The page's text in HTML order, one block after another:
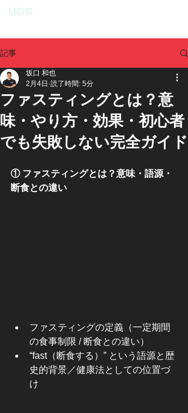
UGK
記事
ファスティングとは？意
味・やり方・効果・初心者
でも失敗しない完全ガイド
坂口 和也
2月4日 読了時間: 5分
① ファスティングとは？意味・語源・
断食との違い
ファスティングの定義（一定期間
の食事制限 / 断食との違い）
“fast（断食する）” という語源と歴
史的背景／健康法としての位置づ
け